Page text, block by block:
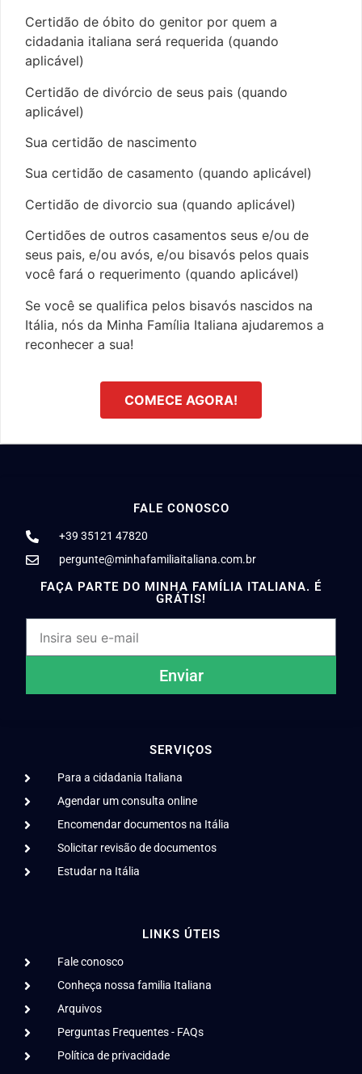
Certidão de óbito do genitor por quem a
cidadania italiana será requerida (quando
aplicável)
Certidão de divórcio de seus pais (quando
aplicável)
Sua certidão de nascimento
Sua certidão de casamento (quando aplicável)
Certidão de divorcio sua (quando aplicável)
Certidões de outros casamentos seus e/ou de
seus pais, e/ou avós, e/ou bisavós pelos quais
você fará o requerimento (quando aplicável)
Se você se qualifica pelos bisavós nascidos na
Itália, nós da Minha Família Italiana ajudaremos a
reconhecer a sua!
COMECE AGORA!
LINKS ÚTEIS
Fale conosco
Conheça nossa familia Italiana
Arquivos
Perguntas Frequentes - FAQs
Política de privacidade
SERVIÇOS
Para a cidadania Italiana
Agendar um consulta online
Encomendar documentos na Itália
Solicitar revisão de documentos
Estudar na Itália
FALE CONOSCO
+39 35121 47820
pergunte@minhafamiliaitaliana.com.br
FAÇA PARTE DO MINHA FAMÍLIA ITALIANA. É
GRÁTIS!
Enviar